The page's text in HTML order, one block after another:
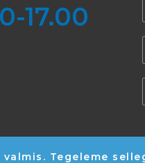
Tegeleme
17.00